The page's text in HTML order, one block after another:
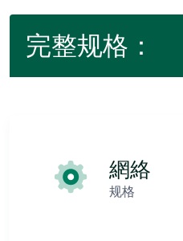
完整规格：
網絡
规格